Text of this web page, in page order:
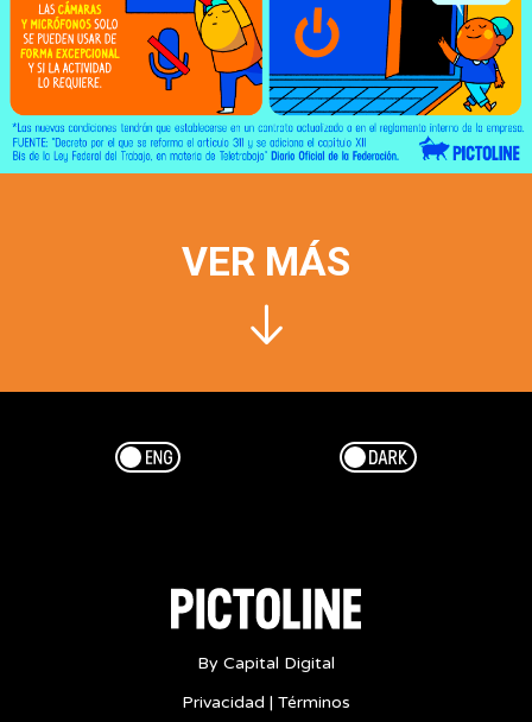
VER MÁS
Esp/Eng Dark/Light
By Capital Digital
Privacidad | Términos